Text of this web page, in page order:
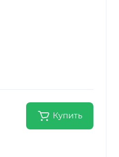
Купить